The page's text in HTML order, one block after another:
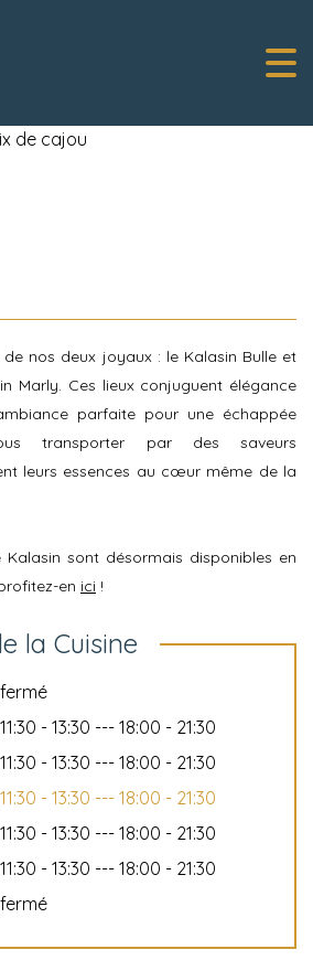
de cajou
de nos deux joyaux : le Kalasin Bulle et
Marly. Ces lieux conjuguent élégance
parfaite pour une échappée
transporter par des saveurs
leurs essences au cœur même de la
sont désormais disponibles en
en ici !
la Cuisine
fermé
11:30 - 13:30 --- 18:00 - 21:30
11:30 - 13:30 --- 18:00 - 21:30
11:30 - 13:30 --- 18:00 - 21:30
11:30 - 13:30 --- 18:00 - 21:30
11:30 - 13:30 --- 18:00 - 21:30
fermé